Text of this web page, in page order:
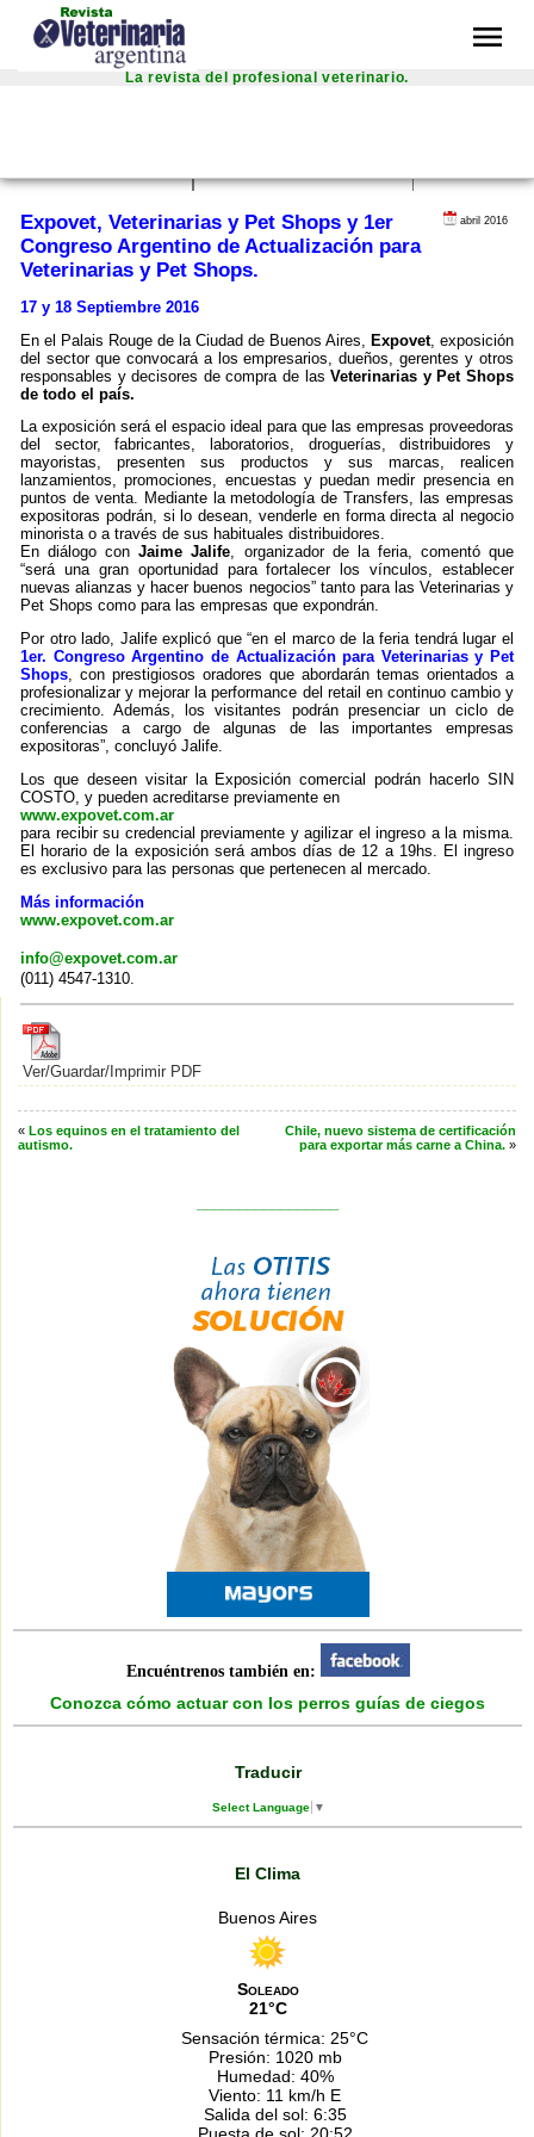
menu
La revista del profesional veterinario.
abril 2016
Expovet, Veterinarias y Pet Shops y 1er
Congreso Argentino de Actualización para
Veterinarias y Pet Shops.
17 y 18 Septiembre 2016
En el Palais Rouge de la Ciudad de Buenos Aires, Expovet, exposición
del sector que convocará a los empresarios, dueños, gerentes y otros
responsables y decisores de compra de lasVeterinarias y Pet Shops
de todo el país.
La exposición será el espacio ideal para que las empresas proveedoras
del sector, fabricantes, laboratorios, droguerías, distribuidores y
mayoristas, presenten sus productos y sus marcas, realicen
lanzamientos, promociones, encuestas y puedan medir presencia en
puntos de venta. Mediante la metodología de Transfers, las empresas
expositoras podrán, si lo desean, venderle en forma directa al negocio
minorista o a través de sus habituales distribuidores.
En diálogo conJaime Jalife, organizador de la feria, comentó que
“será una gran oportunidad para fortalecer los vínculos, establecer
nuevas alianzas y hacer buenos negocios” tanto para las Veterinarias y
Pet Shops como para las empresas que expondrán.
Por otro lado, Jalife explicó que “en el marco de la feria tendrá lugar el
1er. Congreso Argentino de Actualización para Veterinarias y Pet
Shops, con prestigiosos oradores que abordarán temas orientados a
profesionalizar y mejorar la performance del retail en continuo cambio y
crecimiento. Además, los visitantes podrán presenciar un ciclo de
conferencias a cargo de algunas de las importantes empresas
expositoras”, concluyó Jalife.
Los que deseen visitar la Exposición comercial podrán hacerlo SIN
COSTO, y pueden acreditarse previamente en
www.expovet.com.ar
para recibir su credencial previamente y agilizar el ingreso a la misma.
El horario de la exposición será ambos días de 12 a 19hs. El ingreso
es exclusivo para las personas que pertenecen al mercado.
Más información
www.expovet.com.ar
info@expovet.com.ar
(011) 4547-1310.
Ver/Guardar/Imprimir PDF
« Los equinos en el tratamiento del
autismo.
Chile, nuevo sistema de certificación
para exportar más carne a China. »
Encuéntrenos también en:
Conozca cómo actuar con los perros guías de ciegos
Traducir
Select Language ▼
El Clima
Buenos Aires
Soleado
21°C
Sensación térmica: 25°C
Presión: 1020 mb
Humedad: 40%
Viento: 11 km/h E
Salida del sol: 6:35